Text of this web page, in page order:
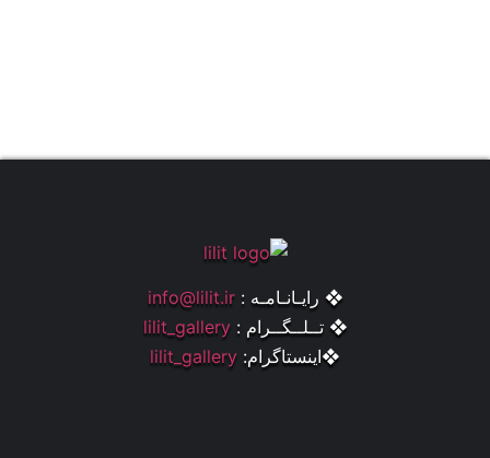
❖ رایـانـامـه : info@lilit.ir
❖ تــلــگــرام : lilit_gallery
❖اینستاگرام: lilit_gallery